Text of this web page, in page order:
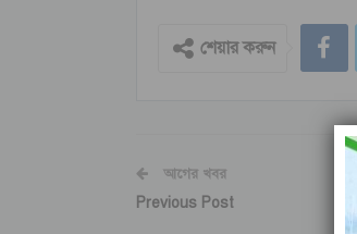
শেয়ার করুন
আগের খবর
Previous Post